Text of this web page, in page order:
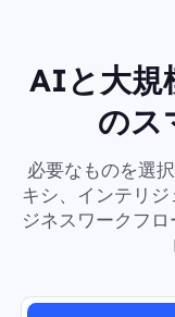
AIと大規
のス
必要なものを選
キシ、インテリ
ジネスワークフ